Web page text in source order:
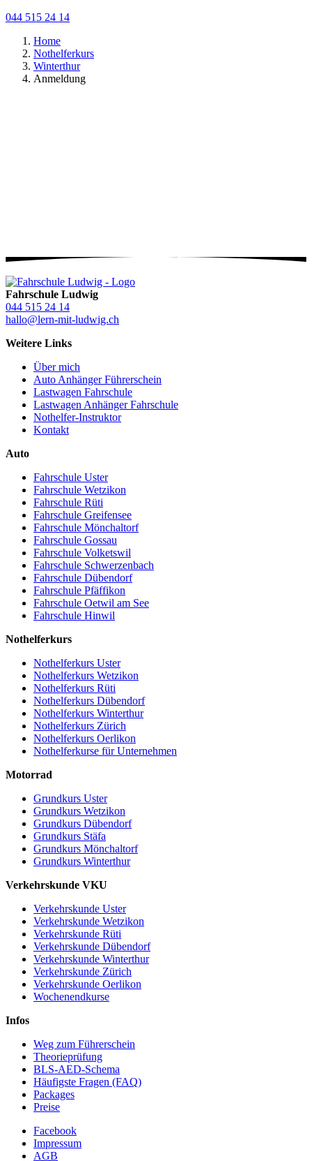
044 515 24 14
Home
Nothelferkurs
Winterthur
Anmeldung
Fahrschule Ludwig
044 515 24 14
hallo@lern-mit-ludwig.ch
Weitere Links
Über mich
Auto Anhänger Führerschein
Lastwagen Fahrschule
Lastwagen Anhänger Fahrschule
Nothelfer-Instruktor
Kontakt
Auto
Fahrschule Uster
Fahrschule Wetzikon
Fahrschule Rüti
Fahrschule Greifensee
Fahrschule Mönchaltorf
Fahrschule Gossau
Fahrschule Volketswil
Fahrschule Schwerzenbach
Fahrschule Dübendorf
Fahrschule Pfäffikon
Fahrschule Oetwil am See
Fahrschule Hinwil
Nothelferkurs
Nothelferkurs Uster
Nothelferkurs Wetzikon
Nothelferkurs Rüti
Nothelferkurs Dübendorf
Nothelferkurs Winterthur
Nothelferkurs Zürich
Nothelferkurs Oerlikon
Nothelferkurse für Unternehmen
Motorrad
Grundkurs Uster
Grundkurs Wetzikon
Grundkurs Dübendorf
Grundkurs Stäfa
Grundkurs Mönchaltorf
Grundkurs Winterthur
Verkehrskunde VKU
Verkehrskunde Uster
Verkehrskunde Wetzikon
Verkehrskunde Rüti
Verkehrskunde Dübendorf
Verkehrskunde Winterthur
Verkehrskunde Zürich
Verkehrskunde Oerlikon
Wochenendkurse
Infos
Weg zum Führerschein
Theorieprüfung
BLS-AED-Schema
Häufigste Fragen (FAQ)
Packages
Preise
Facebook
Impressum
AGB